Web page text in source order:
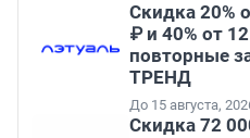
Скидка 20%
₽ и 40% от
повторные
ТРЕНД
До 15 августа,
Скидка 72